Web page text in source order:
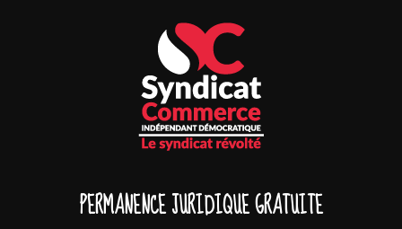
PERMANENCE JURIDIQUE GRATUITE